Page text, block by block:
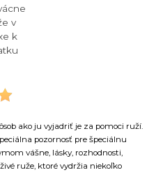
ako ju vyjadriť je za pomoci ruží.
pozornosť pre špeciálnu
vášne, lásky, rozhodnosti,
ruže, ktoré vydržia niekoľko